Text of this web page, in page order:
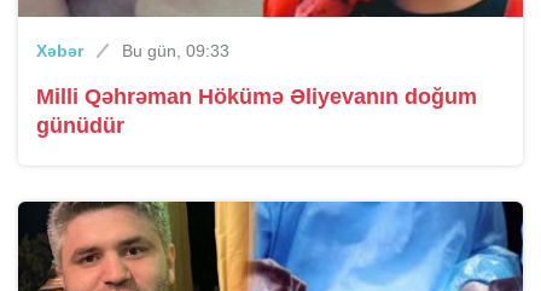
Xəbər Bu gün, 09:33
Milli Qəhrəman Hökümə Əliyevanın doğum
günüdür